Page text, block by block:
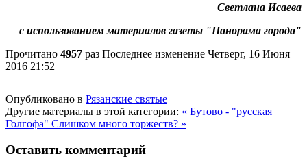
Светлана Исаева
с использованием материалов газеты "Панорама города"
Прочитано 4957 раз Последнее изменение Четверг, 16 Июня
2016 21:52
Опубликовано в Рязанские святые
Другие материалы в этой категории: « Бутово - "русская
Голгофа" Слишком много торжеств? »
Оставить комментарий